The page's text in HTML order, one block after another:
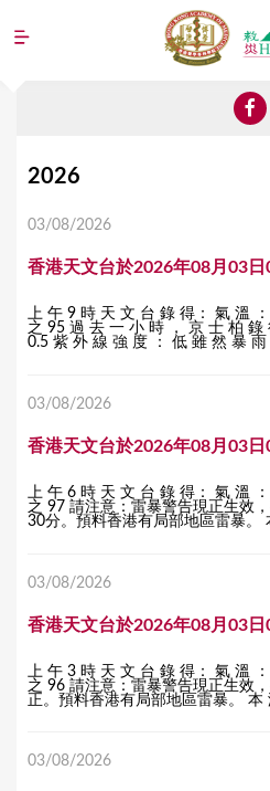
Jump to
Y
a
e
e
2026
03/08/2026
香港天文台於2026年08月03
上 午 9 時 天 文 台 錄 得： 氣 溫
之 95 過 去 一 小 時 ， 京 士 柏 錄
0.5 紫 外 線 強 度 ： 低 雖 然 暴
03/08/2026
香港天文台於2026年08月03
上 午 6 時 天 文 台 錄 得： 氣 溫
之 97 請注意：雷暴警告現正生效
30分。預料香港有局部地區雷暴。
03/08/2026
香港天文台於2026年08月03
上 午 3 時 天 文 台 錄 得： 氣 溫
之 96 請注意：雷暴警告現正生效
正。預料香港有局部地區雷暴。 本
03/08/2026